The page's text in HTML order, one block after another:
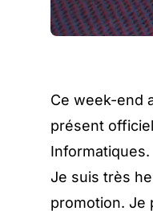
Ce week-end
présent
Informatiques.
Je suis très
promotion. Je